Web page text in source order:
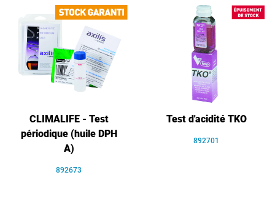
CLIMALIFE - Test
périodique (huile DPH
A)
892673
Test d'acidité TKO
892701